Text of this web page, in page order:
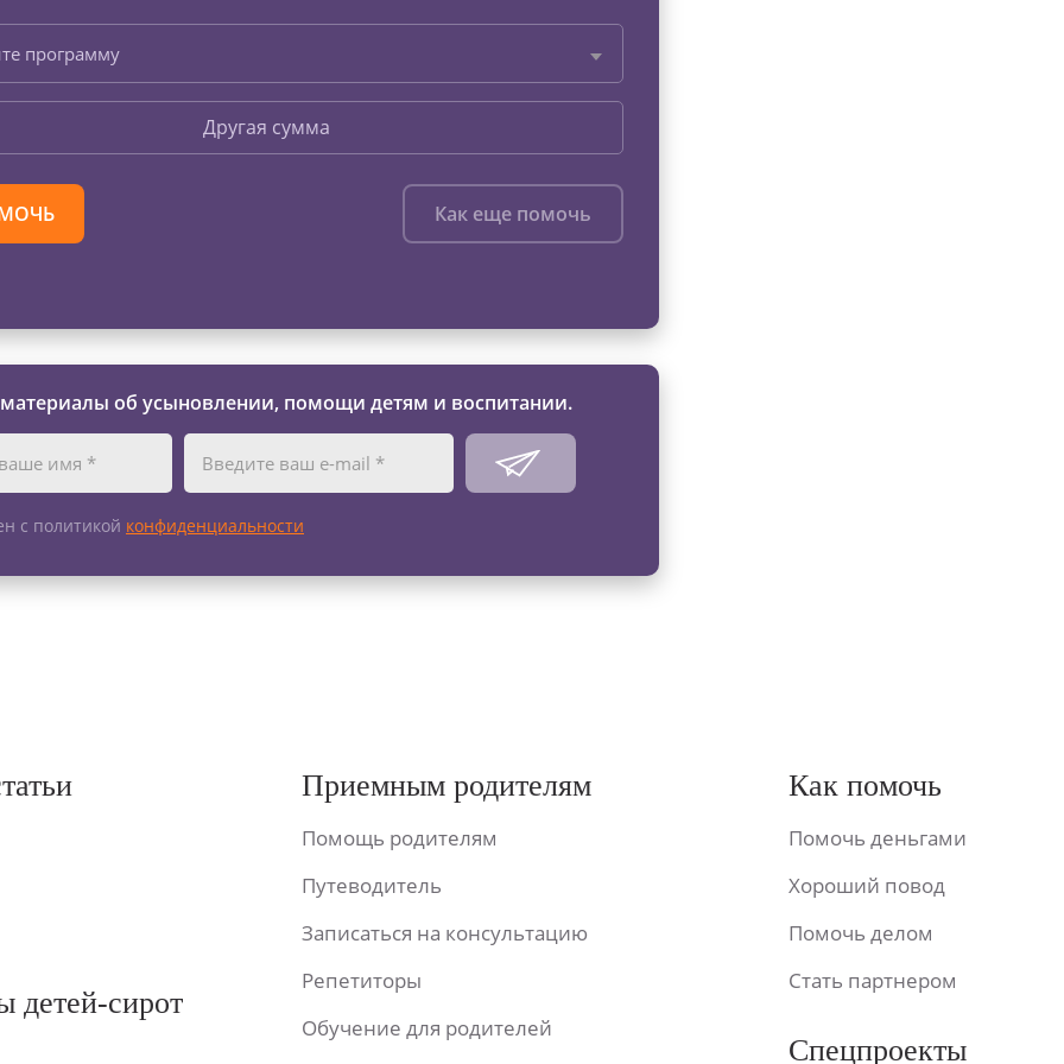
программу
Другая сумма
Как еще помочь
об усыновлении, помощи детям и воспитании.
с политикой конфиденциальности
детей-сирот
Приемным родителям
Помощь родителям
Путеводитель
Записаться на консультацию
Репетиторы
Обучение для родителей
Как помочь
Помочь деньгами
Хороший повод
Помочь делом
Стать партнером
Спецпроекты